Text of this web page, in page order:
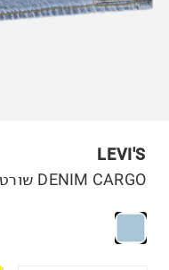
LEVI'S
DENIM CARGO שורט